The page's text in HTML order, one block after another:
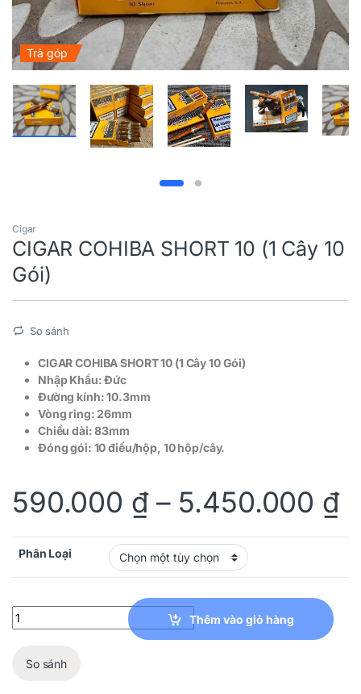
Trả góp
Cigar
CIGAR COHIBA SHORT 10 (1 Cây 10
Gói)
So sánh
CIGAR COHIBA SHORT 10 (1 Cây 10 Gói)
Nhập Khẩu: Đức
Đường kính: 10.3mm
Vòng ring: 26mm
Chiều dài: 83mm
Đóng gói: 10 điếu/hộp, 10 hộp/cây.
590.000 ₫– 5.450.000 ₫
Phân Loại
CIGAR COHIBA SHORT 10 (1 Cây 10 Gói) quantity
Thêm vào giỏ hàng
So sánh